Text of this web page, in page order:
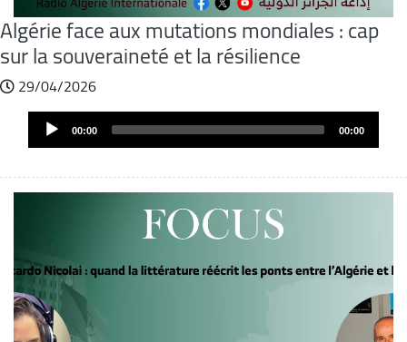
Algérie face aux mutations mondiales : cap
sur la souveraineté et la résilience
29/04/2026
Fichier
Audio
Player 00:00 00:00